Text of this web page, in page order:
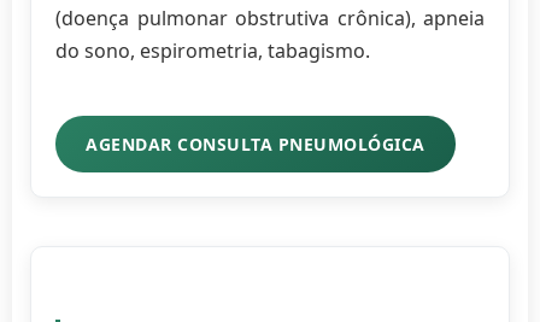
(doença pulmonar obstrutiva crônica), apneia
do sono, espirometria, tabagismo.
AGENDAR CONSULTA PNEUMOLÓGICA